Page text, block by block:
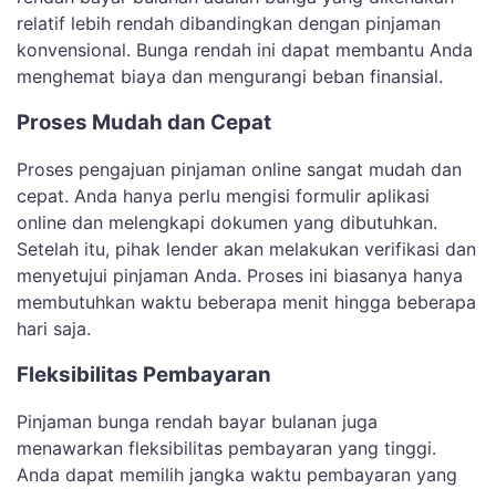
relatif lebih rendah dibandingkan dengan pinjaman
konvensional. Bunga rendah ini dapat membantu Anda
menghemat biaya dan mengurangi beban finansial.
Proses Mudah dan Cepat
Proses pengajuan pinjaman online sangat mudah dan
cepat. Anda hanya perlu mengisi formulir aplikasi
online dan melengkapi dokumen yang dibutuhkan.
Setelah itu, pihak lender akan melakukan verifikasi dan
menyetujui pinjaman Anda. Proses ini biasanya hanya
membutuhkan waktu beberapa menit hingga beberapa
hari saja.
Fleksibilitas Pembayaran
Pinjaman bunga rendah bayar bulanan juga
menawarkan fleksibilitas pembayaran yang tinggi.
Anda dapat memilih jangka waktu pembayaran yang